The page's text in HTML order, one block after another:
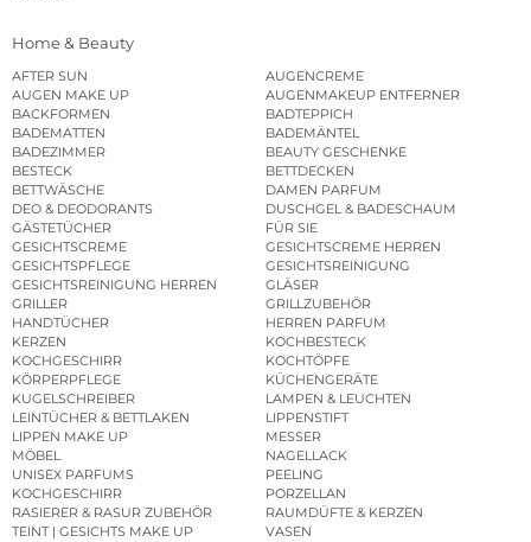
Home & Beauty
AFTER SUN
AUGENCREME
AUGEN MAKE UP
AUGENMAKEUP ENTFERNER
BACKFORMEN
BADTEPPICH
BADEMATTEN
BADEMÄNTEL
BADEZIMMER
BEAUTY GESCHENKE
BESTECK
BETTDECKEN
BETTWÄSCHE
DAMEN PARFUM
DEO & DEODORANTS
DUSCHGEL & BADESCHAUM
GÄSTETÜCHER
FÜR SIE
GESICHTSCREME
GESICHTSCREME HERREN
GESICHTSPFLEGE
GESICHTSREINIGUNG
GESICHTSREINIGUNG HERREN
GLÄSER
GRILLER
GRILLZUBEHÖR
HANDTÜCHER
HERREN PARFUM
KERZEN
KOCHBESTECK
KOCHGESCHIRR
KOCHTÖPFE
KÖRPERPFLEGE
KÜCHENGERÄTE
KUGELSCHREIBER
LAMPEN & LEUCHTEN
LEINTÜCHER & BETTLAKEN
LIPPENSTIFT
LIPPEN MAKE UP
MESSER
MÖBEL
NAGELLACK
UNISEX PARFUMS
PEELING
KOCHGESCHIRR
PORZELLAN
RASIERER & RASUR ZUBEHÖR
RAUMDÜFTE & KERZEN
TEINT | GESICHTS MAKE UP
VASEN